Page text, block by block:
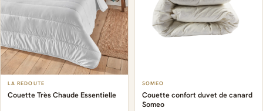
LA REDOUTE
Couette Très Chaude Essentielle
SOMEO
Couette confort duvet de canard
Someo